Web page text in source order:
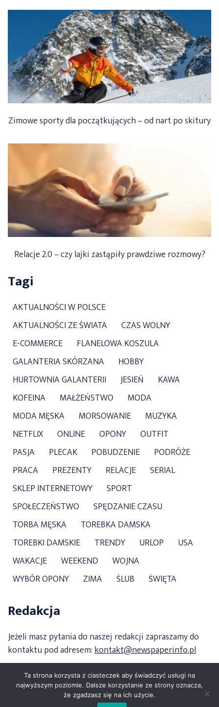
Zimowe sporty dla początkujących – od nart po skitury
Relacje 2.0 – czy lajki zastąpiły prawdziwe rozmowy?
Tagi
AKTUALNOŚCI W POLSCE
AKTUALNOŚCI ZE ŚWIATA
CZAS WOLNY
E-COMMERCE
FLANELOWA KOSZULA
GALANTERIA SKÓRZANA
HOBBY
HURTOWNIA GALANTERII
JESIEŃ
KAWA
KOFEINA
MAŁŻEŃSTWO
MODA
MODA MĘSKA
MORSOWANIE
MUZYKA
NETFLIX
ONLINE OPONY
OUTFIT
PASJA
PLECAK POBUDZENIE
PODRÓŻE
PRACA
PREZENTY RELACJE
SERIAL
SKLEP INTERNETOWY
SPORT
SPOŁECZEŃSTWO
SPĘDZANIE CZASU
TORBA MĘSKA
TOREBKA DAMSKA
TOREBKI DAMSKIE
TRENDY URLOP
USA
WAKACJE
WEEKEND
WOJNA
WYBÓR OPONY
ZIMA ŚLUB ŚWIĘTA
Redakcja
Jeżeli masz pytania do naszej redakcji zapraszamy do
kontaktu pod adresem:kontakt@newspaperinfo.pl
Copyright 2021 newspaperinfo.pl
Ta strona korzysta z ciasteczek aby świadczyć usługi na
najwyższym poziomie. Dalsze korzystanie ze strony oznacza,
że zgadzasz się na ich użycie.